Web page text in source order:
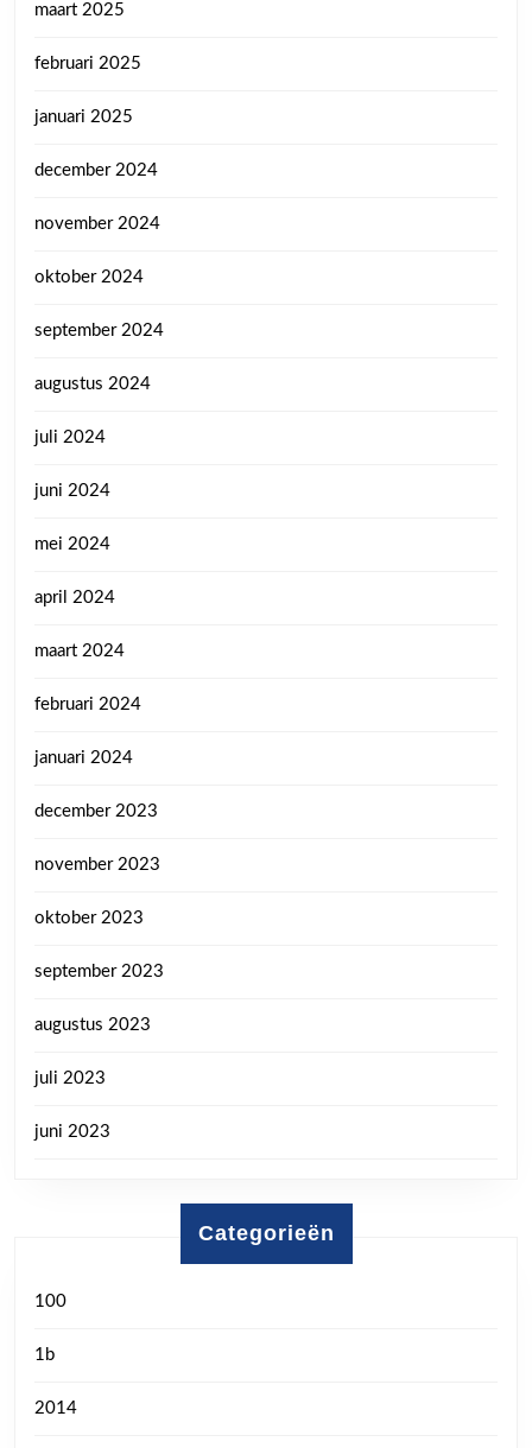
maart 2025
februari 2025
januari 2025
december 2024
november 2024
oktober 2024
september 2024
augustus 2024
juli 2024
juni 2024
mei 2024
april 2024
maart 2024
februari 2024
januari 2024
december 2023
november 2023
oktober 2023
september 2023
augustus 2023
juli 2023
juni 2023
Categorieën
100
1b
2014